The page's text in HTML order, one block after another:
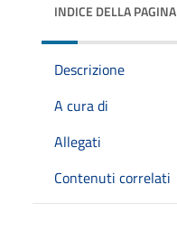
INDICE DELLA PAGINA
Descrizione
A cura di
Allegati
Contenuti correlati